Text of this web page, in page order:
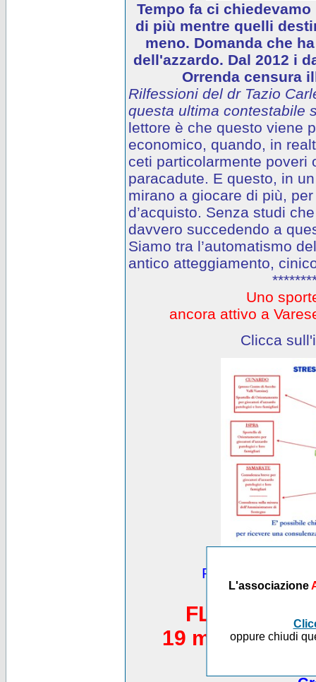
L'associazione
oppure chiudi
Tempo fa ci
di più mentre quelli
meno. Domanda che
dell'azzardo. Dal 2012 i
Orrenda censura
Rilfessioni del dr Tazio
questa ultima contestabile
lettore è che questo viene
economico, quando, in
ceti particolarmente poveri
paracadute. E questo, in
mirano a giocare di più,
d’acquisto. Senza studi
davvero succedendo a
Siamo tra l’automatismo
antico atteggiamento,
Uno
ancora attivo a
Clicca
Puoi vedere
FLASH
19 maggio